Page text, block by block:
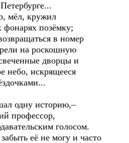
мёл, кружил
позёмку;
в номер
на роскошную
дворцы и
небо, искрящееся
одну историю,–
профессор,
голосом.
её не могу и часто